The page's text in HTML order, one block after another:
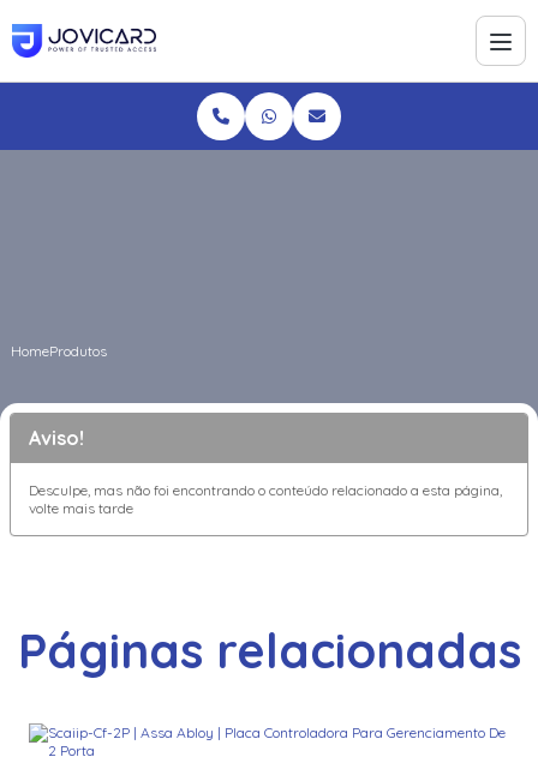
HomeProdutos
Aviso!
Desculpe, mas não foi encontrando o conteúdo relacionado a esta página,
volte mais tarde
Páginas relacionadas